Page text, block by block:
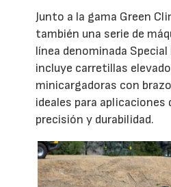
Junto a la gama Green
también una serie de
línea denominada Special
incluye carretillas
minicargadoras con
ideales para aplicaciones
precisión y durabilidad.